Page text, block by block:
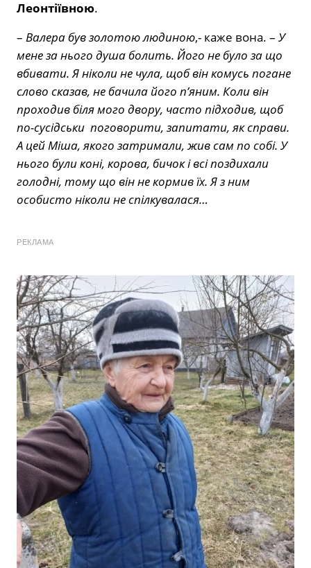
Леонтіївною.
– Валера був золотою людиною,- каже вона. – У
мене за нього душа болить. Його не було за що
вбивати. Я ніколи не чула, щоб він комусь погане
слово сказав, не бачила його п’яним. Коли він
проходив біля мого двору, часто підходив, щоб
по-сусідськи поговорити, запитати, як справи.
А цей Міша, якого затримали, жив сам по собі. У
нього були коні, корова, бичок і всі поздихали
голодні, тому що він не кормив їх. Я з ним
особисто ніколи не спілкувалася…
РЕКЛАМА